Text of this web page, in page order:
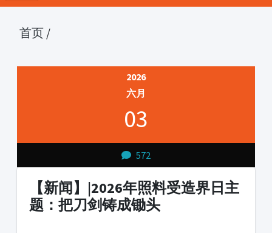
首页 /
2026
六月
03
572
【新闻】|2026年照料受造界日主
题：把刀剑铸成锄头